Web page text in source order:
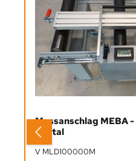
Messanschlag MEBA
digital
V MLD100000M